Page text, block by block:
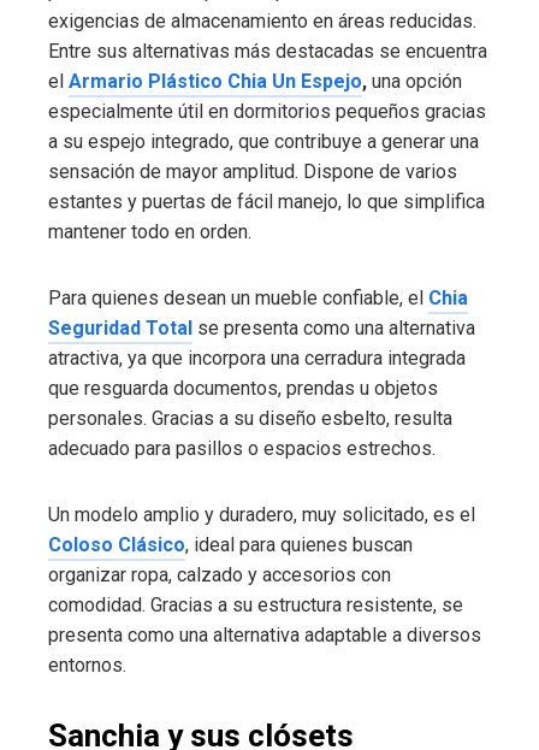
exigencias de almacenamiento en áreas reducidas.
Entre sus alternativas más destacadas se encuentra
el Armario Plástico Chia Un Espejo, una opción
especialmente útil en dormitorios pequeños gracias
a su espejo integrado, que contribuye a generar una
sensación de mayor amplitud. Dispone de varios
estantes y puertas de fácil manejo, lo que simplifica
mantener todo en orden.
Para quienes desean un mueble confiable, el Chia
Seguridad Total se presenta como una alternativa
atractiva, ya que incorpora una cerradura integrada
que resguarda documentos, prendas u objetos
personales. Gracias a su diseño esbelto, resulta
adecuado para pasillos o espacios estrechos.
Un modelo amplio y duradero, muy solicitado, es el
Coloso Clásico, ideal para quienes buscan
organizar ropa, calzado y accesorios con
comodidad. Gracias a su estructura resistente, se
presenta como una alternativa adaptable a diversos
entornos.
Sanchia y sus clósets